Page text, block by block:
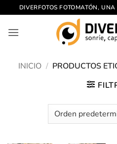
Saltar
al
contenido
DIVERFOTOS FOTOMATÓN,
INICIO / PRODUCTOS